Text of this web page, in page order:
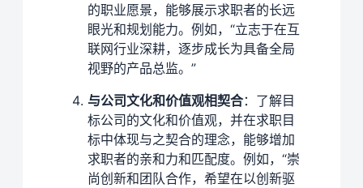
的职业愿景，能够展示求职者的长远
眼光和规划能力。例如，“立志于在互
联网行业深耕，逐步成长为具备全局
视野的产品总监。”
与公司文化和价值观相契合：了解目
标公司的文化和价值观，并在求职目
标中体现与之契合的理念，能够增加
求职者的亲和力和匹配度。例如，“崇
尚创新和团队合作，希望在以创新驱